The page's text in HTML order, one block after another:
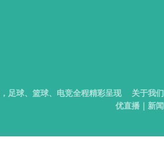
足球、篮球、电竞全程精彩呈现
关于我们
优直播｜新闻